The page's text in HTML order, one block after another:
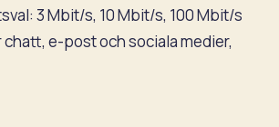
3 Mbit/s, 10 Mbit/s, 100 Mbit/s
e-post och sociala medier,